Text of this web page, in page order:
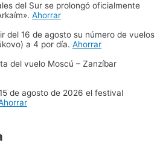
del Sur se prolongó oficialmente
Ahorrar
del 16 de agosto su número de vuelos
a 4 por día. Ahorrar
del vuelo Moscú – Zanzíbar
de agosto de 2026 el festival